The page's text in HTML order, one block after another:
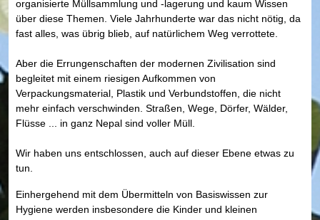
organisierte Müllsammlung und -lagerung und kaum Wissen
über diese Themen. Viele Jahrhunderte war das nicht nötig, da
fast alles, was übrig blieb, auf natürlichem Weg verrottete.
Aber die Errungenschaften der modernen Zivilisation sind
begleitet mit einem riesigen Aufkommen von
Verpackungsmaterial, Plastik und Verbundstoffen, die nicht
mehr einfach verschwinden. Straßen, Wege, Dörfer, Wälder,
Flüsse ... in ganz Nepal sind voller Müll.
Wir haben uns entschlossen, auch auf dieser Ebene etwas zu
tun.
Einhergehend mit dem Übermitteln von Basiswissen zur
Hygiene werden insbesondere die Kinder und kleinen